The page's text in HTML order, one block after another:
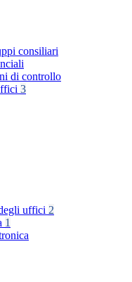
consiliari
di controllo
3
uffici 2
1